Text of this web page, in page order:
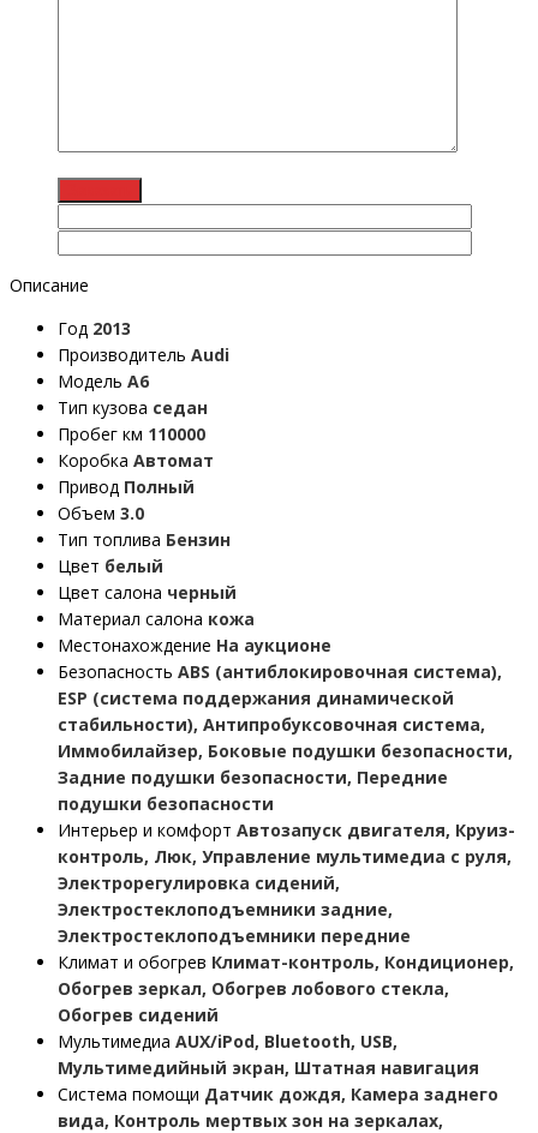
Описание
Год 2013
Производитель Audi
Модель A6
Тип кузова седан
Пробег км 110000
Коробка Автомат
Привод Полный
Объем 3.0
Тип топлива Бензин
Цвет белый
Цвет салона черный
Материал салона кожа
Местонахождение На аукционе
Безопасность ABS (антиблокировочная система),
ESP (система поддержания динамической
стабильности), Антипробуксовочная система,
Иммобилайзер, Боковые подушки безопасности,
Задние подушки безопасности, Передние
подушки безопасности
Интерьер и комфорт Автозапуск двигателя, Круиз-
контроль, Люк, Управление мультимедиа с руля,
Электрорегулировка сидений,
Электростеклоподъемники задние,
Электростеклоподъемники передние
Климат и обогрев Климат-контроль, Кондиционер,
Обогрев зеркал, Обогрев лобового стекла,
Обогрев сидений
Мультимедиа AUX/iPod, Bluetooth, USB,
Мультимедийный экран, Штатная навигация
Система помощи Датчик дождя, Камера заднего
вида, Контроль мертвых зон на зеркалах,